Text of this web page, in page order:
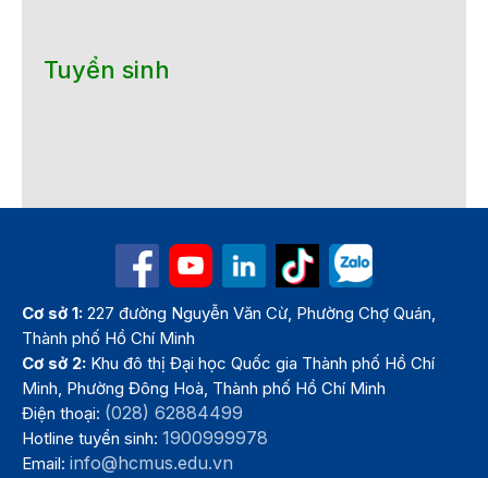
Tuyển sinh
Cơ sở 1: 227 đường Nguyễn Văn Cừ, Phường Chợ Quán,
Thành phố Hồ Chí Minh
Cơ sở 2: Khu đô thị Đại học Quốc gia Thành phố Hồ Chí
Minh, Phường Đông Hoà, Thành phố Hồ Chí Minh
Điện thoại: (028) 62884499
Hotline tuyển sinh:1900999978
Email:info@hcmus.edu.vn